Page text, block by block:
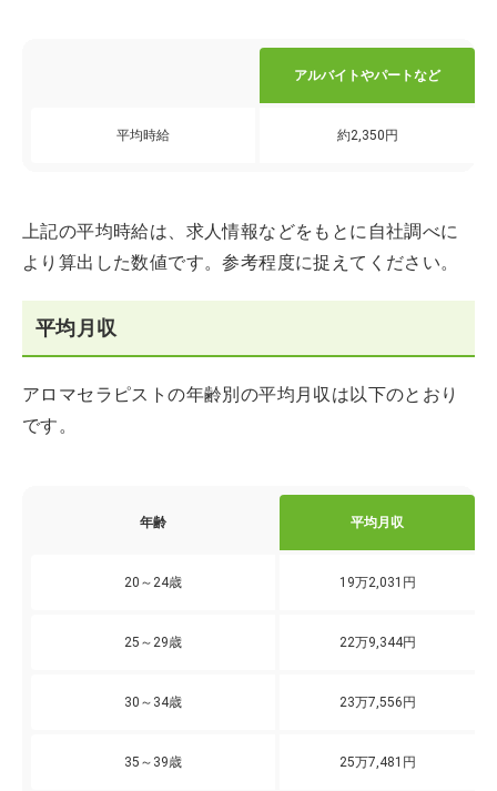
アルバイトやパートなど
平均時給 約2,350円
上記の平均時給は、求人情報などをもとに自社調べに
より算出した数値です。参考程度に捉えてください。
平均月収
アロマセラピストの年齢別の平均月収は以下のとおり
です。
年齢 平均月収
20～24歳 19万2,031円
25～29歳 22万9,344円
30～34歳 23万7,556円
35～39歳 25万7,481円